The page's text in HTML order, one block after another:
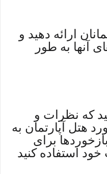
ارائه دهید و
آنها به طور
که نظرات و
هتل آپارتمان به
برای
استفاده کنید